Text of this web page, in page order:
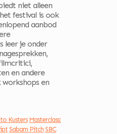
niet alleen
festival is ook
aanbod
leer je onder
en andere
en
Kusters Masterclass:
Sabam Pitch SBC